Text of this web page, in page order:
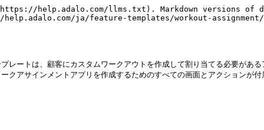
help.adalo.com/llms.txt). Markdown versions of
ja/feature-templates/workout-
レートは、顧客にカスタムワークアウトを作成して割り当てる必要があ
クアサインメントアプリを作成するためのすべての画面とアクションが